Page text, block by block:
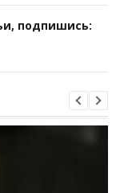
подпишись: